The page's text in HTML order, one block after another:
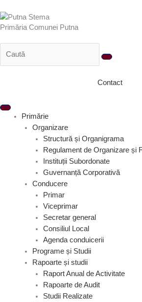
la
conținut
Primăria Comunei Putna
Contact
Primărie
Organizare
Structură și Organigrama
Regulament de Organizare și
Instituții Subordonate
Guvernanță Corporativă
Conducere
Primar
Viceprimar
Secretar general
Consiliul Local
Agenda conduicerii
Programe și Studii
Rapoarte și studii
Raport Anual de Activitate
Rapoarte de Audit
Studii Realizate